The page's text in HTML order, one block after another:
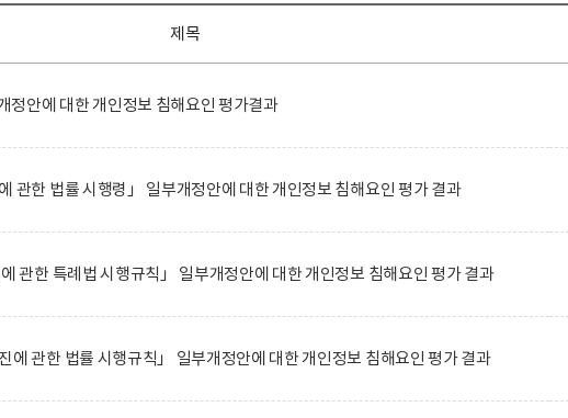
제목
정안에 대한 개인정보 침해요인 평가결과
관한 법률 시행령」 일부개정안에 대한 개인정보 침해요인 평가 결과
에 관한 특례법 시행규칙」 일부개정안에 대한 개인정보 침해요인 평가 결과
에 관한 법률 시행규칙」 일부개정안에 대한 개인정보 침해요인 평가 결과